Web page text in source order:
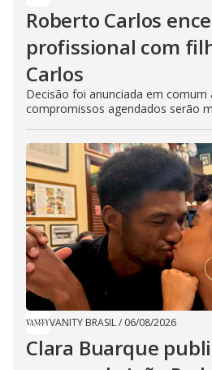
Roberto Carlos
profissional com
Carlos
Decisão foi anunciada em comum
compromissos agendados serão
VANITY BRASIL/ 06/08/2026
Clara Buarque